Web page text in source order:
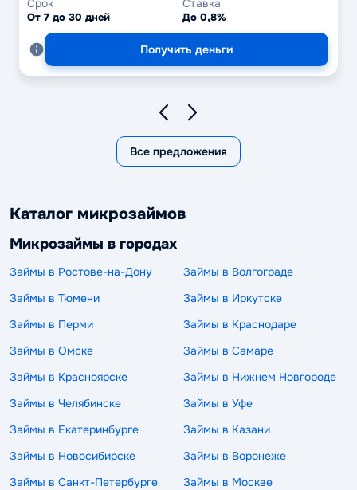
Срок
От 7 до 30 дней
Ставка
До 0,8%
Получить деньги
Все предложения
Каталог микрозаймов
Микрозаймы в городах
Займы в Ростове-на-Дону
Займы в Волгограде
Займы в Тюмени
Займы в Иркутске
Займы в Перми
Займы в Краснодаре
Займы в Омске
Займы в Самаре
Займы в Красноярске
Займы в Нижнем Новгороде
Займы в Челябинске
Займы в Уфе
Займы в Екатеринбурге
Займы в Казани
Займы в Новосибирске
Займы в Воронеже
Займы в Санкт-Петербурге
Займы в Москве